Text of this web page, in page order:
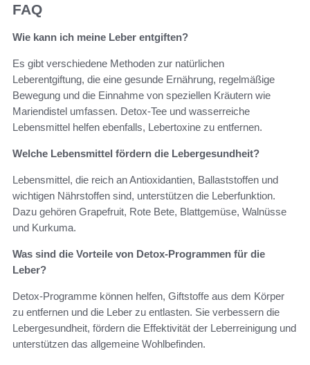
FAQ
Wie kann ich meine Leber entgiften?
Es gibt verschiedene Methoden zur natürlichen
Leberentgiftung, die eine gesunde Ernährung, regelmäßige
Bewegung und die Einnahme von speziellen Kräutern wie
Mariendistel umfassen. Detox-Tee und wasserreiche
Lebensmittel helfen ebenfalls, Lebertoxine zu entfernen.
Welche Lebensmittel fördern die Lebergesundheit?
Lebensmittel, die reich an Antioxidantien, Ballaststoffen und
wichtigen Nährstoffen sind, unterstützen die Leberfunktion.
Dazu gehören Grapefruit, Rote Bete, Blattgemüse, Walnüsse
und Kurkuma.
Was sind die Vorteile von Detox-Programmen für die
Leber?
Detox-Programme können helfen, Giftstoffe aus dem Körper
zu entfernen und die Leber zu entlasten. Sie verbessern die
Lebergesundheit, fördern die Effektivität der Leberreinigung und
unterstützen das allgemeine Wohlbefinden.